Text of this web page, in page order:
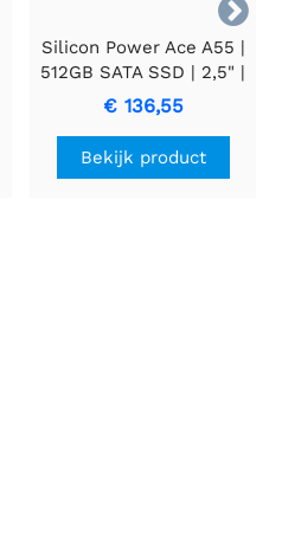

Silicon Power Ace A55 |
512GB SATA SSD | 2,5" |
500 MB/s Lezen | 450
MB/s Schrijven
€ 136,55
Bekijk product